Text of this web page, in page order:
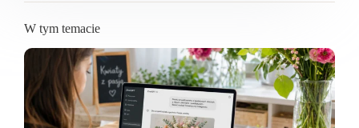
W tym temacie